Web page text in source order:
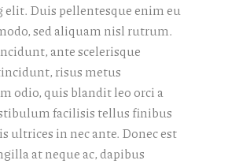
elit. Duis pellentesque enim eu
sed aliquam nisl rutrum.
ante scelerisque
risus metus
odio, quis blandit leo orci a
facilisis tellus finibus
ultrices in nec ante. Donec est
at neque ac, dapibus